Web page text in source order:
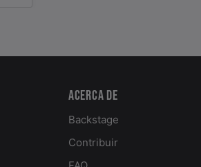
Acerca de
Backstage
Contribuir